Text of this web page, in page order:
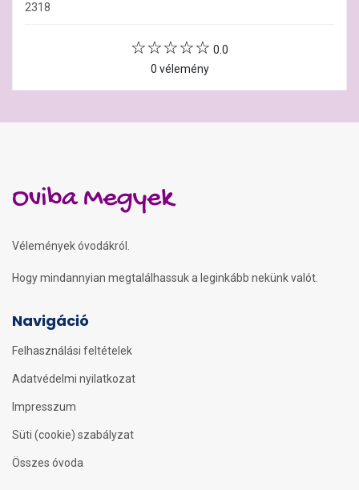
2318
0.0
0 vélemény
Oviba Megyek
Vélemények óvodákról.
Hogy mindannyian megtalálhassuk a leginkább nekünk valót.
Navigáció
Felhasználási feltételek
Adatvédelmi nyilatkozat
Impresszum
Süti (cookie) szabályzat
Összes óvoda